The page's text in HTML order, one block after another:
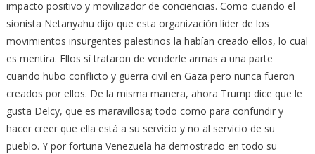
impacto positivo y movilizador de conciencias. Como cuando el
sionista Netanyahu dijo que esta organización líder de los
movimientos insurgentes palestinos la habían creado ellos, lo cual
es mentira. Ellos sí trataron de venderle armas a una parte
cuando hubo conflicto y guerra civil en Gaza pero nunca fueron
creados por ellos. De la misma manera, ahora Trump dice que le
gusta Delcy, que es maravillosa; todo como para confundir y
hacer creer que ella está a su servicio y no al servicio de su
pueblo. Y por fortuna Venezuela ha demostrado en todo su